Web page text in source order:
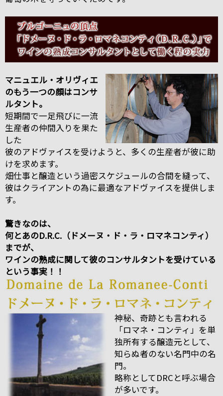
マニュエル・オリヴィエ
のもう一つの顔はコンサ
ルタント。
短期間で一足飛びに一流
生産者の仲間入りを果た
した
彼のアドヴァイスを受けようと、多くの生産者が彼に助
けを求めます。
畑仕事と醸造という過密スケジュールの合間を縫って、
彼はクライアントの為に最適なアドヴァイスを提供しま
す。
驚きなのは、
何とあのD.R.C.（ドメーヌ・ド・ラ・ロマネコンティ）
までが、
ワインの熟成に関して彼のコンサルタントを受けている
という事実！！
神秘、奇跡とも言われる
「ロマネ・コンティ」を単
独所有する醸造元として、
知らぬ者のない名門中の名
門。
略称としてDRCと呼ぶ場合
が多いです。